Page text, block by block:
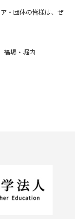
・団体の皆様は、ぜ
福場・堀内